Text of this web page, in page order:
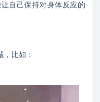
自己保持对身体反应的
比如：